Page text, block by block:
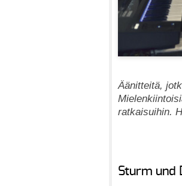
Äänitteitä,
ratkaisuihin.
Sturm und